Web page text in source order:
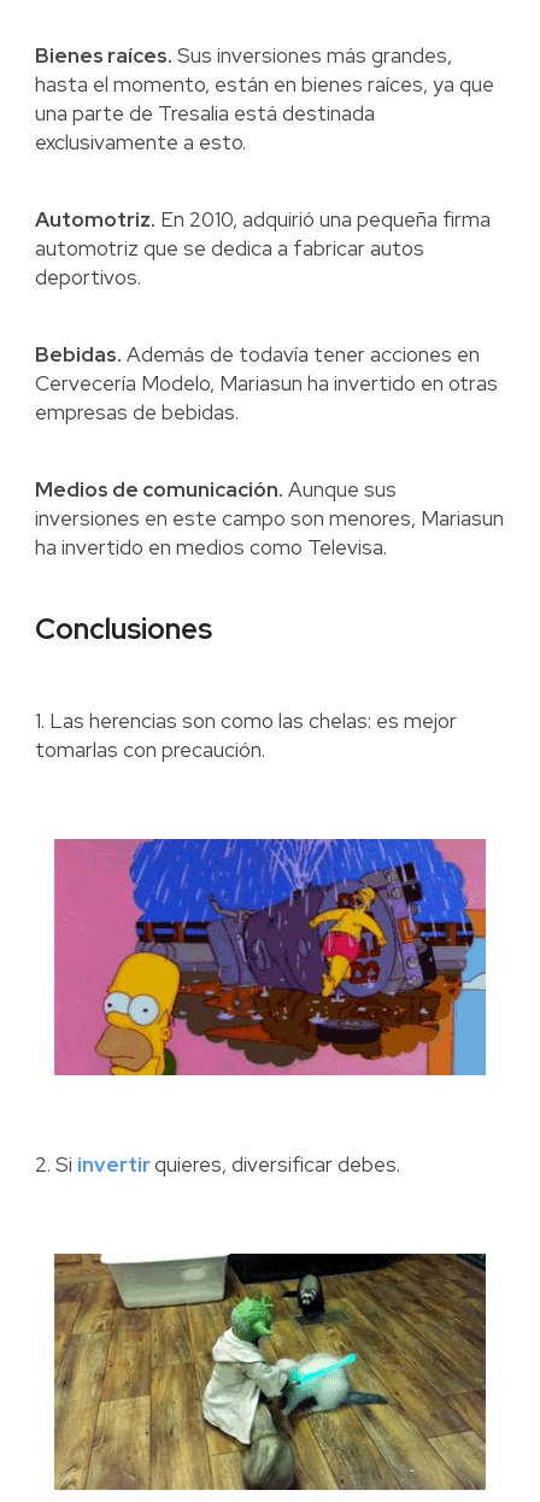
Bienes raíces. Sus inversiones más grandes,
hasta el momento, están en bienes raíces, ya que
una parte de Tresalia está destinada
exclusivamente a esto.
Automotriz. En 2010, adquirió una pequeña firma
automotriz que se dedica a fabricar autos
deportivos.
Bebidas. Además de todavía tener acciones en
Cervecería Modelo, Mariasun ha invertido en otras
empresas de bebidas.
Medios de comunicación. Aunque sus
inversiones en este campo son menores, Mariasun
ha invertido en medios como Televisa.
Conclusiones
1. Las herencias son como las chelas: es mejor
tomarlas con precaución.
2. Si invertirquieres, diversificar debes.